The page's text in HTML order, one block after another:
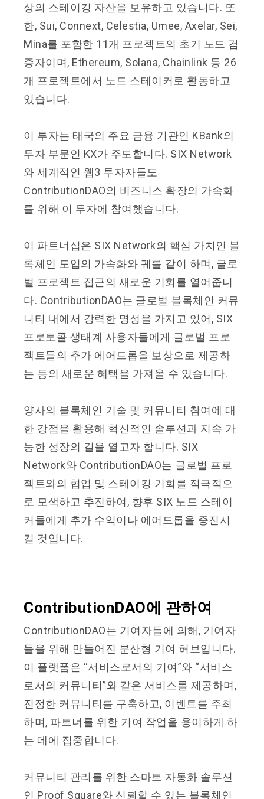
상의 스테이킹 자산을 보유하고 있습니다. 또
한, Sui, Connext, Celestia, Umee, Axelar, Sei,
Mina를 포함한 11개 프로젝트의 초기 노드 검
증자이며, Ethereum, Solana, Chainlink 등 26
개 프로젝트에서 노드 스테이커로 활동하고
있습니다.
이 투자는 태국의 주요 금융 기관인 KBank의
투자 부문인 KX가 주도합니다. SIX Network
와 세계적인 웹3 투자자들도
ContributionDAO의 비즈니스 확장의 가속화
를 위해 이 투자에 참여했습니다.
이 파트너십은 SIX Network의 핵심 가치인 블
록체인 도입의 가속화와 궤를 같이 하며, 글로
벌 프로젝트 접근의 새로운 기회를 열어줍니
다. ContributionDAO는 글로벌 블록체인 커뮤
니티 내에서 강력한 명성을 가지고 있어, SIX
프로토콜 생태계 사용자들에게 글로벌 프로
젝트들의 추가 에어드롭을 보상으로 제공하
는 등의 새로운 혜택을 가져올 수 있습니다.
양사의 블록체인 기술 및 커뮤니티 참여에 대
한 강점을 활용해 혁신적인 솔루션과 지속 가
능한 성장의 길을 열고자 합니다. SIX
Network와 ContributionDAO는 글로벌 프로
젝트와의 협업 및 스테이킹 기회를 적극적으
로 모색하고 추진하여, 향후 SIX 노드 스테이
커들에게 추가 수익이나 에어드롭을 증진시
킬 것입니다.
ContributionDAO에 관하여
ContributionDAO는 기여자들에 의해, 기여자
들을 위해 만들어진 분산형 기여 허브입니다.
이 플랫폼은 “서비스로서의 기여”와 “서비스
로서의 커뮤니티”와 같은 서비스를 제공하며,
진정한 커뮤니티를 구축하고, 이벤트를 주최
하며, 파트너를 위한 기여 작업을 용이하게 하
는 데에 집중합니다.
커뮤니티 관리를 위한 스마트 자동화 솔루션
인 Proof Square와 신뢰할 수 있는 블록체인